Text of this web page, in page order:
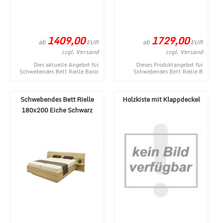
ab 1409,00EUR
zzgl. Versand
Dies aktuelle Angebot für
Schwebendes Bett Rielle Basic
ab 1729,00EUR
zzgl. Versand
Dieses Produktangebot für
Schwebendes Bett Rielle B
Schwebendes Bett Rielle
180x200 Eiche Schwarz
Holzkiste mit Klappdeckel